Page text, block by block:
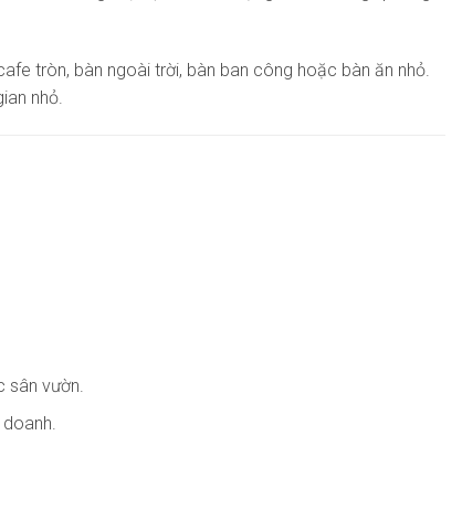
tròn, bàn ngoài trời, bàn ban công hoặc bàn ăn nhỏ.
nhỏ.
vườn.